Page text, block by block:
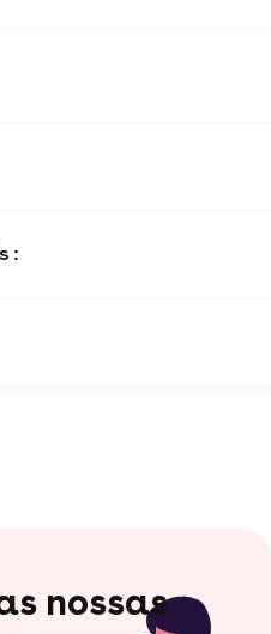
:
nossas